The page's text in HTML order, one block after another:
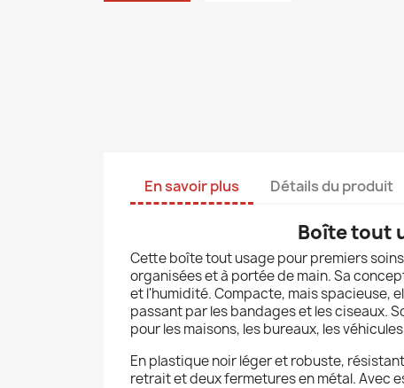
En savoir plus Détails du produit
Boîte tout
Cette boîte tout usage pour premiers
organisées et à portée de main. Sa
et l'humidité. Compacte, mais spacieuse,
passant par les bandages et les ciseaux.
pour les maisons, les bureaux, les
En plastique noir léger et robuste,
retrait et deux fermetures en métal. Avec